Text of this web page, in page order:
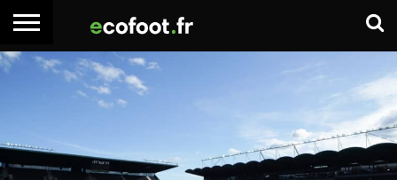
ACCUEIL
ARTICLES
PREMIUM
ADHÉSION
PREMIUM
CONNECTER
EMPLOI
BOITE